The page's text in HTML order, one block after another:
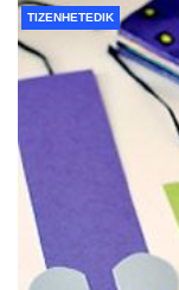
TIZENHETEDIK